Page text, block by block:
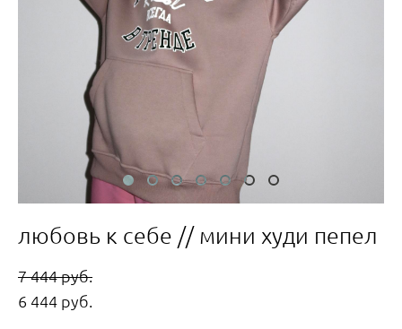
любовь к себе // мини худи пепел
7 444 pуб.
6 444 pуб.